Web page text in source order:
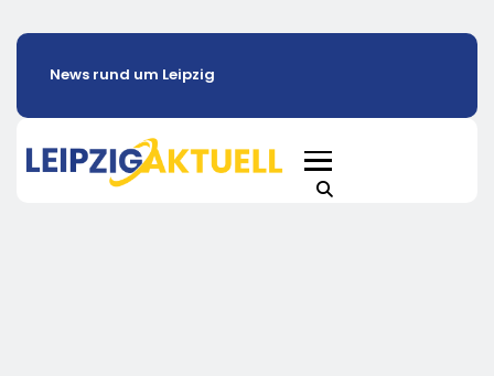
News rund um Leipzig